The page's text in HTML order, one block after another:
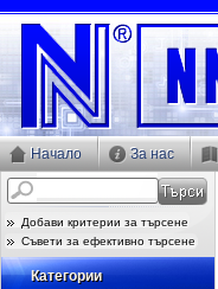
Начало За нас
Добави критерии за търсене
Съвети за ефективно търсене
Категории